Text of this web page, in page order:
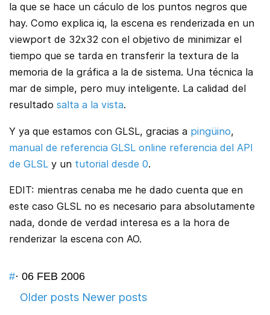
la que se hace un cáculo de los puntos negros que
hay. Como explica iq, la escena es renderizada en un
viewport de 32x32 con el objetivo de minimizar el
tiempo que se tarda en transferir la textura de la
memoria de la gráfica a la de sistema. Una técnica la
mar de simple, pero muy inteligente. La calidad del
resultado salta a la vista.
Y ya que estamos con GLSL, gracias a pingüino,
manual de referencia GLSL online referencia del API
de GLSL y un tutorial desde 0.
EDIT: mientras cenaba me he dado cuenta que en
este caso GLSL no es necesario para absolutamente
nada, donde de verdad interesa es a la hora de
renderizar la escena con AO.
#· 06 FEB 2006
Older posts Newer posts